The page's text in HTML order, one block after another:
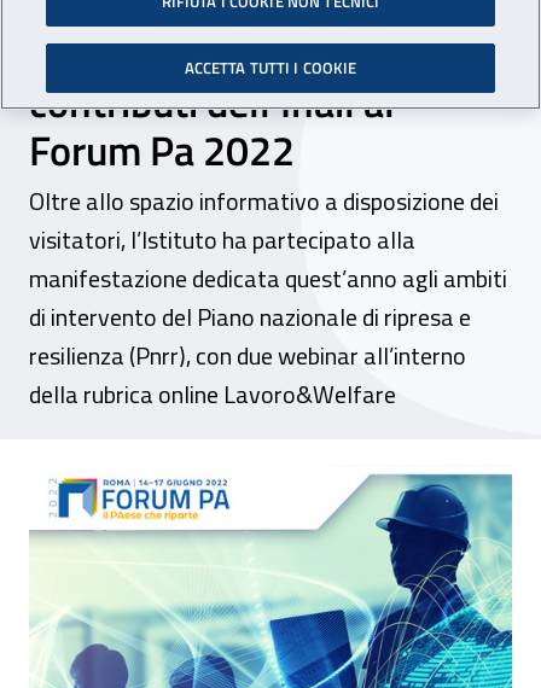
servizio della prevenzione: i
contributi dell’Inail al
Forum Pa 2022
Oltre allo spazio informativo a disposizione dei
visitatori, l’Istituto ha partecipato alla
manifestazione dedicata quest’anno agli ambiti
di intervento del Piano nazionale di ripresa e
resilienza (Pnrr), con due webinar all’interno
della rubrica online Lavoro&Welfare
Smart working, nuove tecnologie e
ACCETTA TUTTI I COOKIE